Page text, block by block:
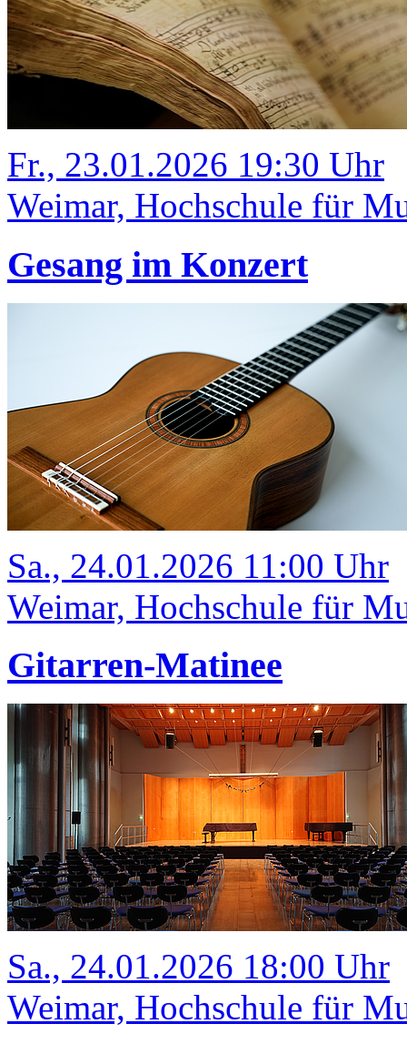
Fr., 23.01.2026 19:30 Uhr
Weimar, Hochschule für
Gesang im Konzert
Sa., 24.01.2026 11:00 Uhr
Weimar, Hochschule für
Gitarren-Matinee
Sa., 24.01.2026 18:00 Uhr
Weimar, Hochschule für